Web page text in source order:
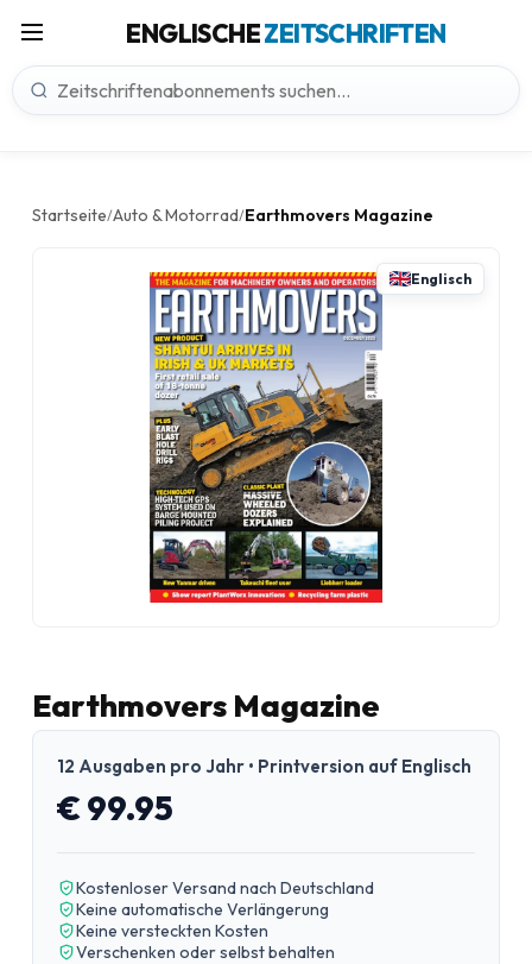
ENGLISCHEZEITSCHRIFTEN
Startseite/Auto & Motorrad/Earthmovers Magazine
Englisch
Earthmovers Magazine
12 Ausgaben pro Jahr • Printversion auf Englisch
€ 99.95
Kostenloser Versand nach Deutschland
Keine automatische Verlängerung
Keine versteckten Kosten
Verschenken oder selbst behalten